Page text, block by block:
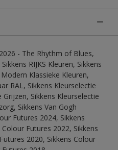
- The Rhythm of Blues,
RIJKS Kleuren, Sikkens
Klassieke Kleuren,
RAL, Sikkens Kleurselectie
Sikkens Kleurselectie
Sikkens Van Gogh
Futures 2024, Sikkens
Futures 2022, Sikkens
2020, Sikkens Colour